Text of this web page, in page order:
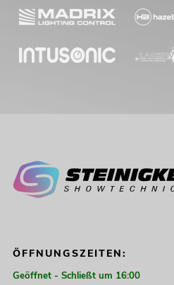
ÖFFNUNGSZEITEN:
Geöffnet - Schließt um 16:00